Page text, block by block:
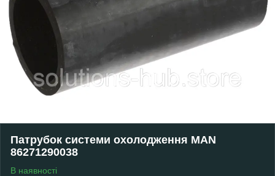
Патрубок системи охолодження MAN
86271290038
В наявності